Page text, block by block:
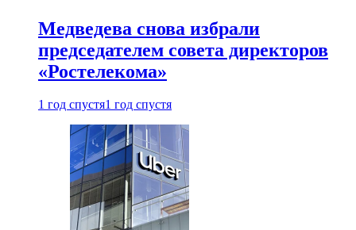
Медведева снова избрали
председателем совета директоров
«Ростелекома»
1 год спустя1 год спустя